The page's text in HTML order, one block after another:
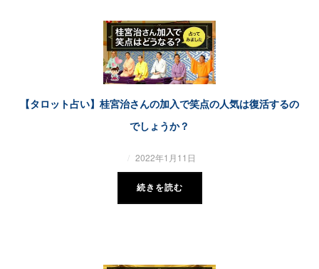
【タロット占い】桂宮治さんの加入で笑点の人気は復活するの
でしょうか？
2022年1月11日
続きを読む